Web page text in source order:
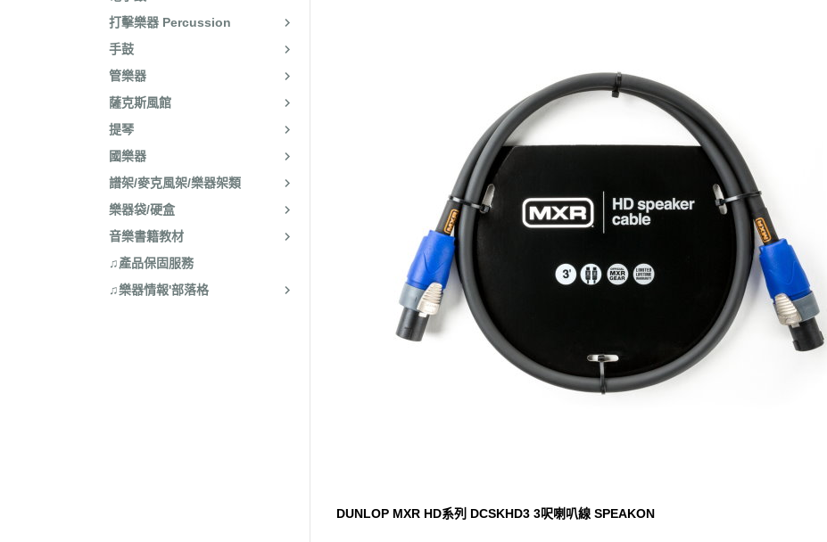
打擊樂器 Percussion
手鼓
管樂器
薩克斯風館
提琴
國樂器
譜架/麥克風架/樂器架類
樂器袋/硬盒
音樂書籍教材
♫產品保固服務
♫樂器情報'部落格
DUNLOP MXR HD系列 DCSKHD3 3呎喇叭線 SPEAKON